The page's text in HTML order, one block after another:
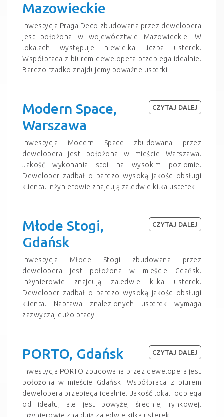
Mazowieckie
Inwestycja Praga Deco zbudowana przez dewelopera
jest położona w województwie Mazowieckie. W
lokalach występuje niewielka liczba usterek.
Współpraca z biurem dewelopera przebiega idealnie.
Bardzo rzadko znajdujemy poważne usterki.
Modern Space,
Warszawa
Inwestycja Modern Space zbudowana przez
dewelopera jest położona w mieście Warszawa.
Jakość wykonania stoi na wysokim poziomie.
Deweloper zadbał o bardzo wysoką jakośc obsługi
klienta. Inżynierowie znajdują zaledwie kilka usterek.
CZYTAJ DALEJ
Młode Stogi,
Gdańsk
Inwestycja Młode Stogi zbudowana przez
dewelopera jest położona w mieście Gdańsk.
Inżynierowie znajdują zaledwie kilka usterek.
Deweloper zadbał o bardzo wysoką jakośc obsługi
klienta. Naprawa znalezionych usterek wymaga
zazwyczaj dużo pracy.
CZYTAJ DALEJ
PORTO, Gdańsk
Inwestycja PORTO zbudowana przez dewelopera jest
położona w mieście Gdańsk. Współpraca z biurem
dewelopera przebiega idealnie. Jakość lokali odbiega
od ideału, ale jest powyżej średniej rynkowej.
Inżynierowie znajdują zaledwie kilka usterek.
CZYTAJ DALEJ